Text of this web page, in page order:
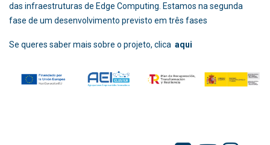
das infraestruturas de Edge Computing. Estamos na segunda
fase de um desenvolvimento previsto em três fases
Se queres saber mais sobre o projeto, clica aqui